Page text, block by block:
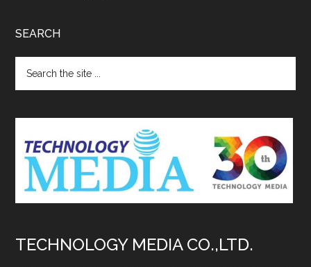
SEARCH
the
TECHNOLOGY MEDIA CO.,LTD.